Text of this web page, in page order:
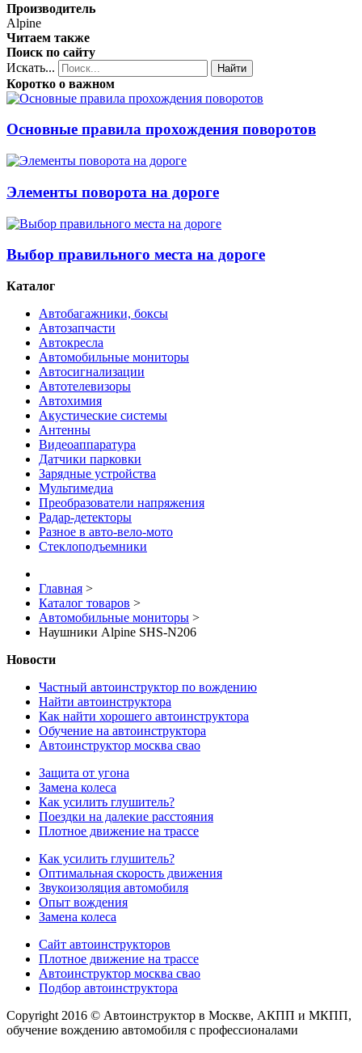
Производитель
Alpine
Читаем также
Поиск по сайту
Искать...
Найти
Коротко о важном
Основные правила прохождения поворотов
Элементы поворота на дороге
Выбор правильного места на дороге
Каталог
Автобагажники, боксы
Автозапчасти
Автокресла
Автомобильные мониторы
Автосигнализации
Автотелевизоры
Автохимия
Акустические системы
Антенны
Видеоаппаратура
Датчики парковки
Зарядные устройства
Мультимедиа
Преобразователи напряжения
Радар-детекторы
Разное в авто-вело-мото
Стеклоподъемники
Главная >
Каталог товаров >
Автомобильные мониторы >
Наушники Alpine SHS-N206
Новости
Частный автоинструктор по вождению
Найти автоинструктора
Как найти хорошего автоинструктора
Обучение на автоинструктора
Автоинструктор москва свао
Защита от угона
Замена колеса
Как усилить глушитель?
Поездки на далекие расстояния
Плотное движение на трассе
Как усилить глушитель?
Оптимальная скорость движения
Звукоизоляция автомобиля
Опыт вождения
Замена колеса
Сайт автоинструкторов
Плотное движение на трассе
Автоинструктор москва свао
Подбор автоинструктора
Copyright 2016 © Автоинструктор в Москве, АКПП и МКПП,
обучение вождению автомобиля с профессионалами